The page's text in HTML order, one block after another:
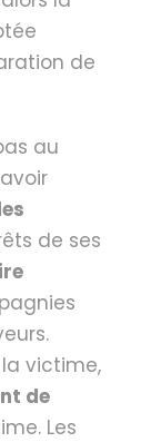
de
au
de ses
victime,
de
Les